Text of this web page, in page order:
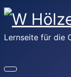
Lernseite für die